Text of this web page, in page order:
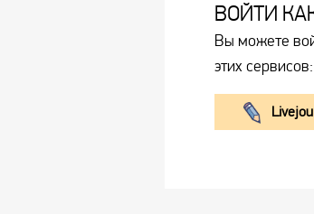
ВОЙТИ
Вы можете
этих сервисов: